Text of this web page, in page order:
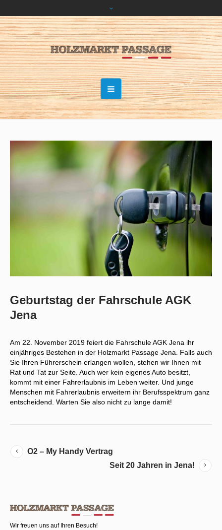
Geburtstag der Fahrschule AGK
Jena
Am 22. November 2019 feiert die Fahrschule AGK Jena ihr
einjähriges Bestehen in der Holzmarkt Passage Jena. Falls auch
Sie Ihren Führerschein erlangen wollen, stehen wir Ihnen mit
Rat und Tat zur Seite. Auch wer kein eigenes Auto besitzt,
kommt mit einer Fahrerlaubnis im Leben weiter. Und junge
Menschen mit Fahrerlaubnis erweitern ihr Berufsspektrum ganz
entscheidend. Warten Sie also nicht zu lange damit!
O2 – My Handy Vertrag
Seit 20 Jahren in Jena!
Wir freuen uns auf Ihren Besuch!